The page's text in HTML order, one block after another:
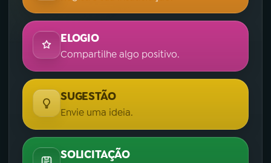
ELOGIO
Compartilhe algo positivo.
SUGESTÃO
Envie uma ideia.
SOLICITAÇÃO